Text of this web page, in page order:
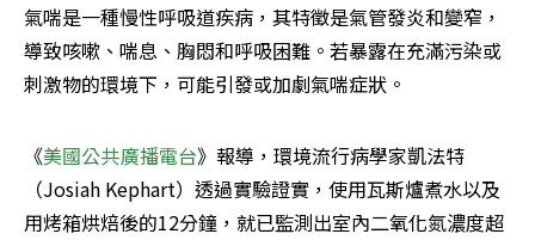
氣喘是一種慢性呼吸道疾病，其特徵是氣管發炎和變窄，
導致咳嗽、喘息、胸悶和呼吸困難。若暴露在充滿污染或
刺激物的環境下，可能引發或加劇氣喘症狀。
《美國公共廣播電台》報導，環境流行病學家凱法特
（Josiah Kephart）透過實驗證實，使用瓦斯爐煮水以及
用烤箱烘焙後的12分鐘，就已監測出室內二氧化氮濃度超